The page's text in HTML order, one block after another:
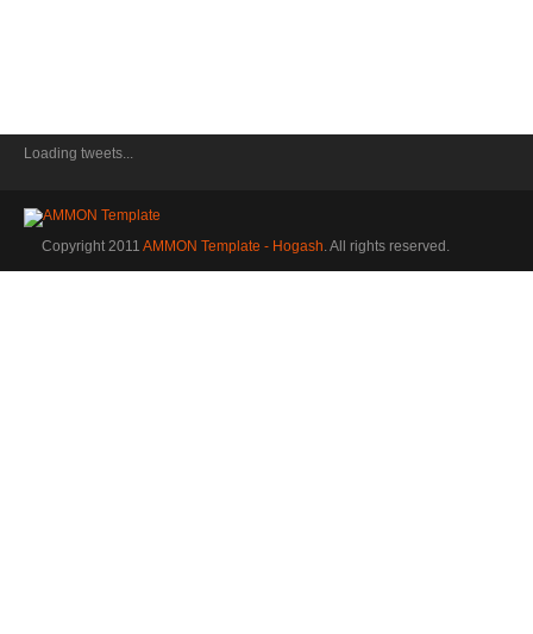
Loading tweets...
Copyright 2011 AMMON Template - Hogash. All rights reserved.